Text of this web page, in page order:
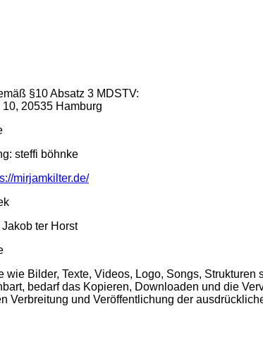
§10 Absatz 3 MDSTV:
20535 Hamburg
steffi böhnke
mirjamkilter.de/
ter Horst
wie Bilder, Texte, Videos, Logo, Songs, Strukturen
bedarf das Kopieren, Downloaden und die
Verbreitung und Veröffentlichung der